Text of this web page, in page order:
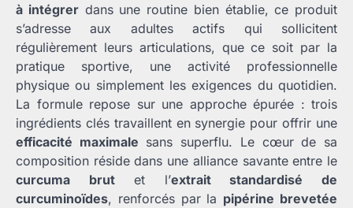
à intégrerdans une routine bien établie, ce produit
s’adresse aux adultes actifs qui sollicitent
régulièrement leurs articulations, que ce soit par la
pratique sportive, une activité professionnelle
physique ou simplement les exigences du quotidien.
La formule repose sur une approche épurée : trois
ingrédients clés travaillent en synergie pour offrir une
efficacité maximale sans superflu. Le cœur de sa
composition réside dans une alliance savante entre le
curcuma brutet l’extrait standardisé de
curcuminoïdes, renforcés par la pipérine brevetée